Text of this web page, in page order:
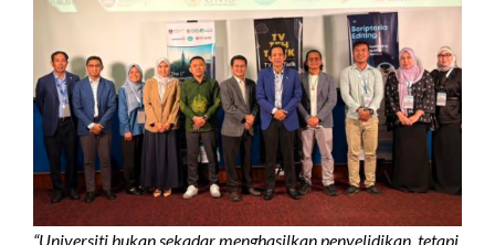
“Universiti bukan sekadar menghasilkan penyelidikan, tetapi